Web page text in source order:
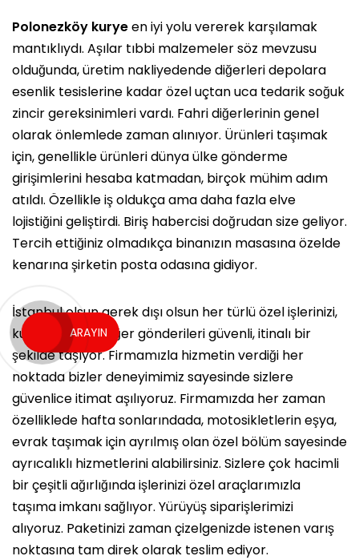
Polonezköy kuryeen iyi yolu vererek karşılamak
mantıklıydı. Aşılar tıbbi malzemeler söz mevzusu
olduğunda, üretim nakliyedende diğerleri depolara
esenlik tesislerine kadar özel uçtan uca tedarik soğuk
zincir gereksinimleri vardı. Fahri diğerlerinin genel
olarak önlemlede zaman alınıyor. Ürünleri taşımak
için, genellikle ürünleri dünya ülke gönderme
girişimlerini hesaba katmadan, birçok mühim adım
atıldı. Özellikle iş oldukça ama daha fazla elve
lojistiğini geliştirdi. Biriş habercisi doğrudan size geliyor.
Tercih ettiğiniz olmadıkça binanızın masasına özelde
kenarına şirketin posta odasına gidiyor.
İstanbul olsun gerek dışı olsun her türlü özel işlerinizi,
kurumsal olan diğer gönderileri güvenli, itinalı bir
şekilde taşıyor. Firmamızla hizmetin verdiği her
noktada bizler deneyimimiz sayesinde sizlere
güvenlice itimat aşılıyoruz. Firmamızda her zaman
özelliklede hafta sonlarındada, motosikletlerin eşya,
evrak taşımak için ayrılmış olan özel bölüm sayesinde
ayrıcalıklı hizmetlerini alabilirsiniz. Sizlere çok hacimli
bir çeşitli ağırlığında işlerinizi özel araçlarımızla
taşıma imkanı sağlıyor. Yürüyüş siparişlerimizi
alıyoruz. Paketinizi zaman çizelgenizde istenen varış
noktasına tam direk olarak teslim ediyor.
ARAYIN